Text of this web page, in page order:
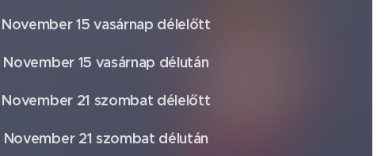
November 15 vasárnap délelőtt
November 15 vasárnap délután
November 21 szombat délelőtt
November 21 szombat délután